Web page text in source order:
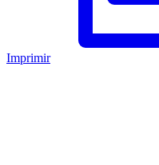
Imprimir